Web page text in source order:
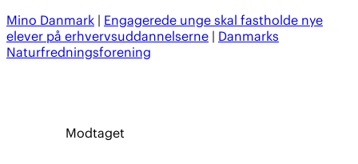
Mino Danmark | Engagerede unge skal fastholde nye
elever på erhvervsuddannelserne | Danmarks
Naturfredningsforening
Modtaget